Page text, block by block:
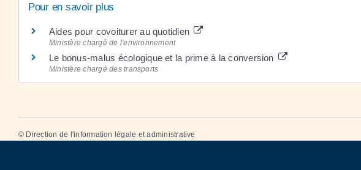
Pour en savoir plus
Aides pour covoiturer au quotidien
Ministère chargé de l'environnement
Le bonus-malus écologique et la prime à la conversion
Ministère chargé des transports
© Direction de l'information légale et administrative